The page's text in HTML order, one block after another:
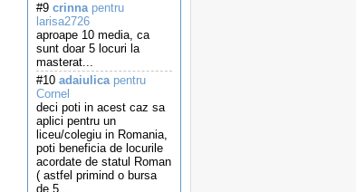
#9 crinnapentru
larisa2726
aproape 10 media, ca
sunt doar 5 locuri la
masterat...
#10 adaiulicapentru
Cornel
deci poti in acest caz sa
aplici pentru un
liceu/colegiu in Romania,
poti beneficia de locurile
acordate de statul Roman
( astfel primind o bursa
de 5...